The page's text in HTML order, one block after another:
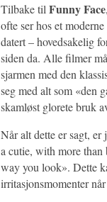
Tilbake tilFunny Face
ofte ser hos et
datert – hovedsakelig
siden da. Alle filmer
sjarmen med den
seg med alt som «den
skamløst glorete bruk
Når alt dette er sagt, er
a cutie, with more
way you look». Dette
irritasjonsmomenter